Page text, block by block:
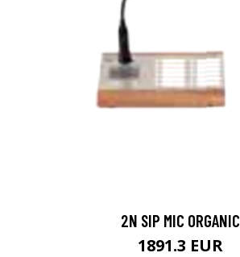
2N SIP MIC ORGANIC
1891.3 EUR